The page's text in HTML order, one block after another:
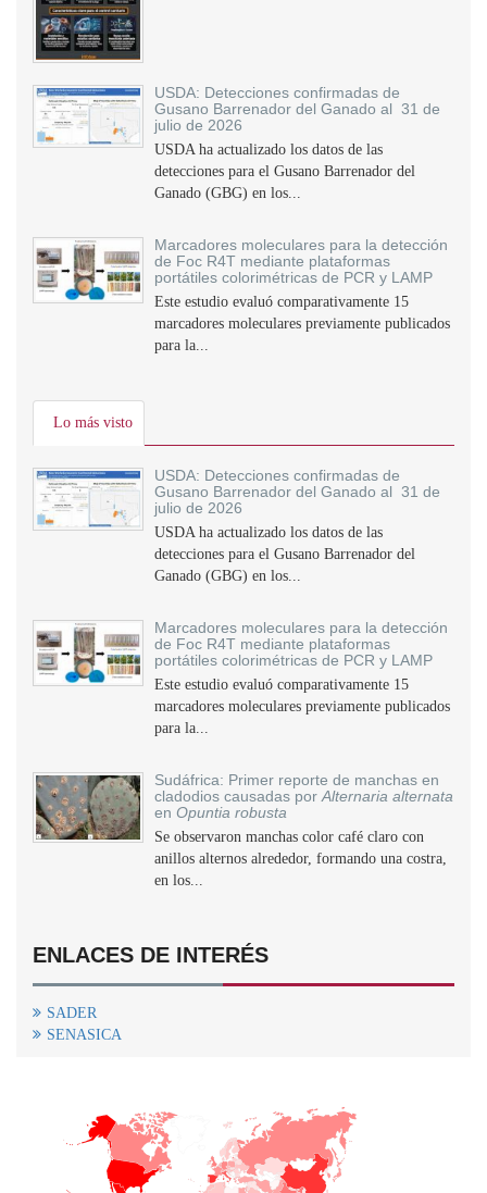
USDA: Detecciones confirmadas de
Gusano Barrenador del Ganado al 31 de
julio de 2026
USDA ha actualizado los datos de las
detecciones para el Gusano Barrenador del
Ganado (GBG) en los...
Marcadores moleculares para la detección
de Foc R4T mediante plataformas
portátiles colorimétricas de PCR y LAMP
Este estudio evaluó comparativamente 15
marcadores moleculares previamente publicados
para la...
Lo más visto
USDA: Detecciones confirmadas de
Gusano Barrenador del Ganado al 31 de
julio de 2026
USDA ha actualizado los datos de las
detecciones para el Gusano Barrenador del
Ganado (GBG) en los...
Marcadores moleculares para la detección
de Foc R4T mediante plataformas
portátiles colorimétricas de PCR y LAMP
Este estudio evaluó comparativamente 15
marcadores moleculares previamente publicados
para la...
Sudáfrica: Primer reporte de manchas en
cladodios causadas por Alternaria alternata
en Opuntia robusta
Se observaron manchas color café claro con
anillos alternos alrededor, formando una costra,
en los...
ENLACES DE INTERÉS
SADER
SENASICA